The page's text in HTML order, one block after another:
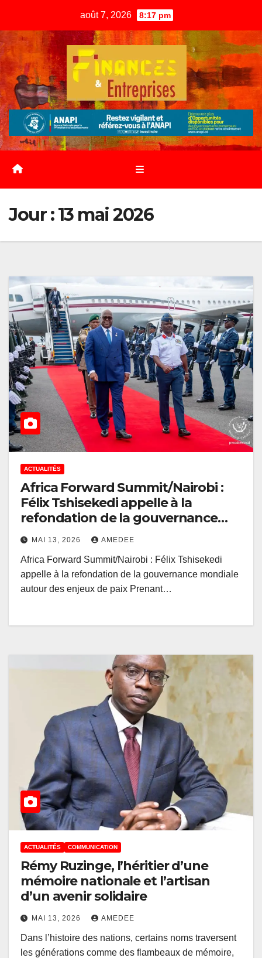
content
août 7, 2026 8:17 pm
Jour :13 mai 2026
ACTUALITÉS
Africa Forward Summit/Nairobi :
Félix Tshisekedi appelle à la
refondation de la gouvernance
mondiale autour des enjeux de
paix
MAI 13, 2026 AMEDEE
Africa Forward Summit/Nairobi : Félix Tshisekedi
appelle à la refondation de la gouvernance mondiale
autour des enjeux de paix Prenant…
ACTUALITÉS COMMUNICATION
Rémy Ruzinge, l’héritier d’une
mémoire nationale et l’artisan
d’un avenir solidaire
MAI 13, 2026 AMEDEE
Dans l’histoire des nations, certains noms traversent
les générations comme des flambeaux de mémoire,